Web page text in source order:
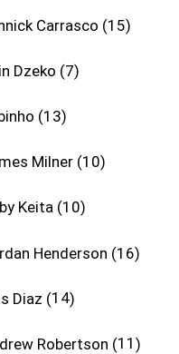
Carrasco 15
Dzeko 7
13
Milner 10
Keita 10
Henderson 16
Diaz 14
Robertson 11